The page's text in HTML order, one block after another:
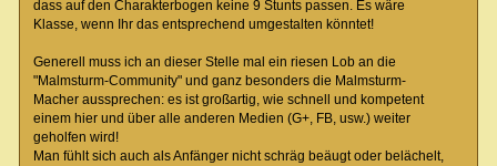
dass auf den Charakterbogen keine 9 Stunts passen. Es wäre
Klasse, wenn Ihr das entsprechend umgestalten könntet!
Generell muss ich an dieser Stelle mal ein riesen Lob an die
"Malmsturm-Community" und ganz besonders die Malmsturm-
Macher aussprechen: es ist großartig, wie schnell und kompetent
einem hier und über alle anderen Medien (G+, FB, usw.) weiter
geholfen wird!
Man fühlt sich auch als Anfänger nicht schräg beäugt oder belächelt,